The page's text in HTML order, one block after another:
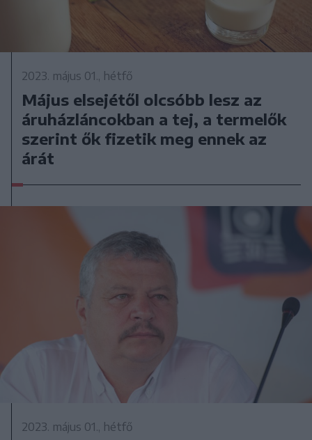
2023. május 01., hétfő
Május elsejétől olcsóbb lesz az
áruházláncokban a tej, a termelők
szerint ők fizetik meg ennek az
árát
2023. május 01., hétfő